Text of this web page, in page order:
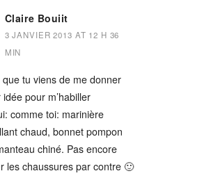
Claire Bouiit
3 JANVIER 2013 AT 12 H 36
MIN
tu viens de me donner
pour m’habiller
comme toi: marinière
chaud, bonnet pompon
chiné. Pas encore
les chaussures par contre 🙂